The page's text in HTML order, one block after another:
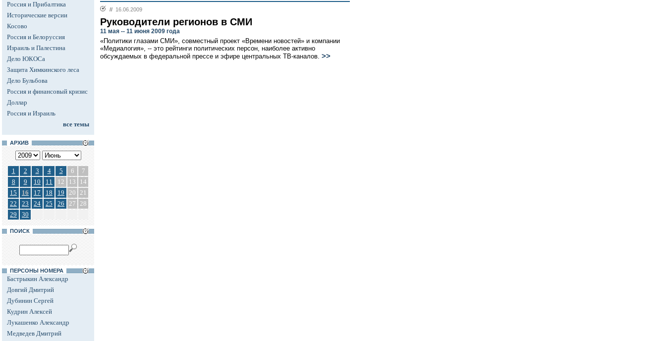
Россия и Прибалтика
Исторические версии
Косово
Россия и Белоруссия
Израиль и Палестина
Дело ЮКОСа
Защита Химкинского леса
Дело Бульбова
Россия и финансовый кризис
Доллар
Россия и Израиль
все темы
АРХИВ
1 2 3 4 5 6
7
8
9 10 11 12 13
14
15
16 17 18 19 20 21
22
23 24 25 26 27 28
29
30
ПОИСК
ПЕРСОНЫ НОМЕРА
Бастрыкин Александр
Довгий Дмитрий
Дубинин Сергей
Кудрин Алексей
Лукашенко Александр
Медведев Дмитрий
// 16.06.2009
Руководители регионов в СМИ
11 мая -- 11 июня 2009 года
«Политики глазами СМИ», совместный проект «Времени новостей» и компании
«Медиалогия», -- это рейтинги политических персон, наиболее активно
обсуждаемых в федеральной прессе и эфире центральных ТВ-каналов. >>